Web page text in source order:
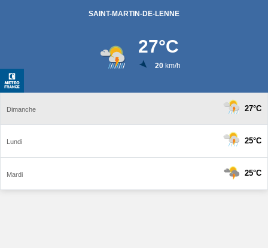
SAINT-MARTIN-DE-LENNE
27°C
20km/h
Dimanche 27°C
Lundi 25°C
Mardi 25°C